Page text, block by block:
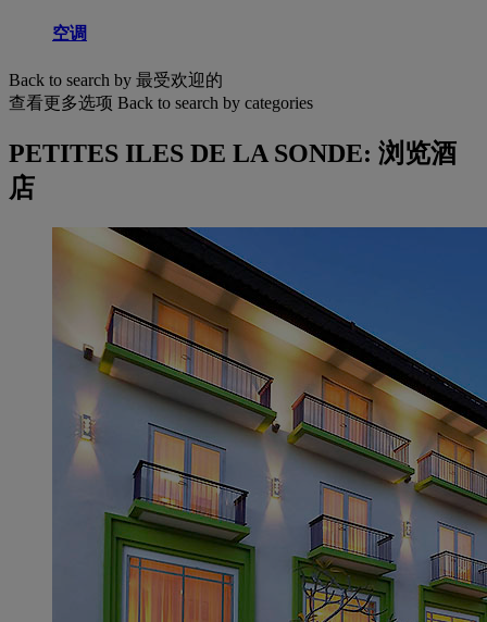
空调
Back to search by 最受欢迎的
查看更多选项 Back to search by categories
PETITES ILES DE LA SONDE: 浏览酒
店